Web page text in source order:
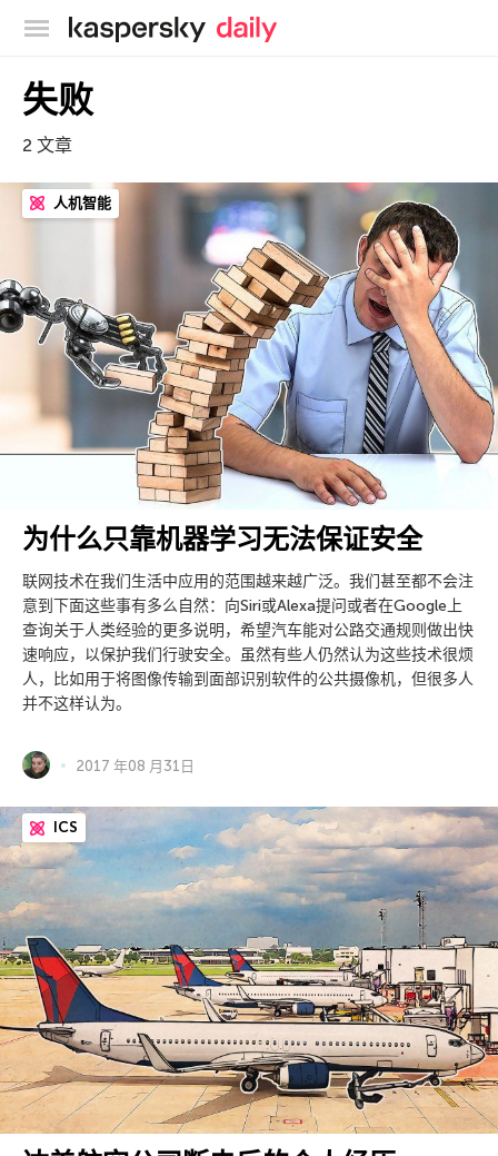
卡巴斯基官方博客
失败
2 文章
人机智能
为什么只靠机器学习无法保证安全
联网技术在我们生活中应用的范围越来越广泛。我们甚至都不会注
意到下面这些事有多么自然：向Siri或Alexa提问或者在Google上
查询关于人类经验的更多说明，希望汽车能对公路交通规则做出快
速响应，以保护我们行驶安全。虽然有些人仍然认为这些技术很烦
人，比如用于将图像传输到面部识别软件的公共摄像机，但很多人
并不这样认为。
2017 年08 月31日
ICS